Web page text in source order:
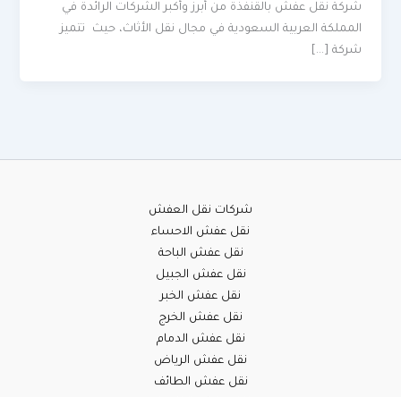
شركة نقل عفش بالقنفذة من أبرز وأكبر الشركات الرائدة في
المملكة العربية السعودية في مجال نقل الأثاث، حيث تتميز
شركة […]
شركات نقل العفش
نقل عفش الاحساء
نقل عفش الباحة
نقل عفش الجبيل
نقل عفش الخبر
نقل عفش الخرج
نقل عفش الدمام
نقل عفش الرياض
نقل عفش الطائف